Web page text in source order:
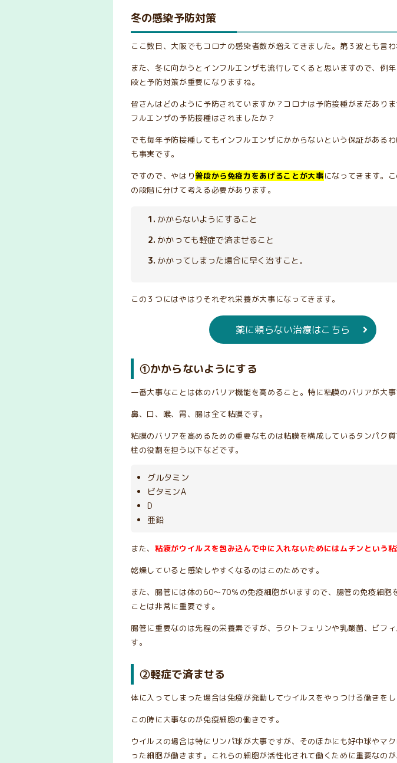
冬の感染予防対策
ここ数日、大阪でもコロナの感染者数が増えてきました。第３波とも言わ
また、冬に向かうとインフルエンザも流行してくると思いますので、例
段と予防対策が重要になりますね。
皆さんはどのように予防されていますか？コロナは予防接種がまだあり
フルエンザの予防接種はされましたか？
でも毎年予防接種してもインフルエンザにかからないという保証がある
も事実です。
ですので、やはり普段から免疫力をあげることが大事になってきます。
の段階に分けて考える必要があります。
かからないようにすること
かかっても軽症で済ませること
かかってしまった場合に早く治すこと。
この３つにはやはりそれぞれ栄養が大事になってきます。
薬に頼らない治療はこちら
①かからないようにする
一番大事なことは体のバリア機能を高めること。特に粘膜のバリアが大事
鼻、口、喉、胃、腸は全て粘膜です。
粘膜のバリアを高めるための重要なものは粘膜を構成しているタンパク
柱の役割を担う以下などです。
グルタミン
ビタミンA
D
亜鉛
また、 粘液がウイルスを包み込んで中に入れないためにはムチンという
乾燥していると感染しやすくなるのはこのためです。
また、腸管には体の60〜70％の免疫細胞がいますので、腸管の免疫細胞
ことは非常に重要です。
腸管に重要なのは先程の栄養素ですが、ラクトフェリンや乳酸菌、ビフ
す。
②軽症で済ませる
体に入ってしまった場合は免疫が発動してウイルスをやっつける働きをし
この時に大事なのが免疫細胞の働きです。
ウイルスの場合は特にリンパ球が大事ですが、そのほかにも好中球やマ
った細胞が働きます。これらの細胞が活性化されて働くために重要なの